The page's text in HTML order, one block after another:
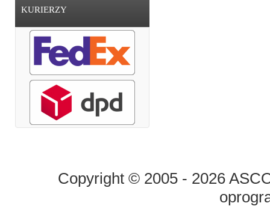
KURIERZY
Copyright © 2005 - 2026